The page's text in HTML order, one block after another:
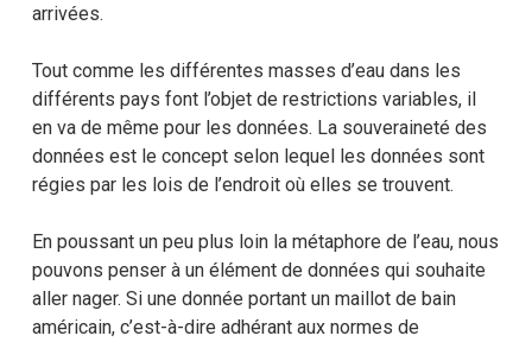
arrivées.
Tout comme les différentes masses d’eau dans les
différents pays font l’objet de restrictions variables, il
en va de même pour les données. La souveraineté des
données est le concept selon lequel les données sont
régies par les lois de l’endroit où elles se trouvent.
En poussant un peu plus loin la métaphore de l’eau, nous
pouvons penser à un élément de données qui souhaite
aller nager. Si une donnée portant un maillot de bain
américain, c’est-à-dire adhérant aux normes de